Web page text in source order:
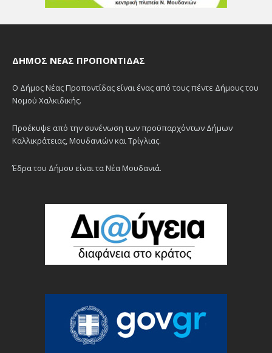
ΔΉΜΟΣ ΝΈΑΣ ΠΡΟΠΟΝΤΊΔΑΣ
Ο Δήμος Νέας Προποντίδας είναι ένας από τους πέντε Δήμους του
Νομού Χαλκιδικής.
Προέκυψε από την συνένωση των προϋπαρχόντων Δήμων
Καλλικράτειας, Μουδανιών και Τρίγλιας.
Έδρα του Δήμου είναι τα Νέα Μουδανιά.